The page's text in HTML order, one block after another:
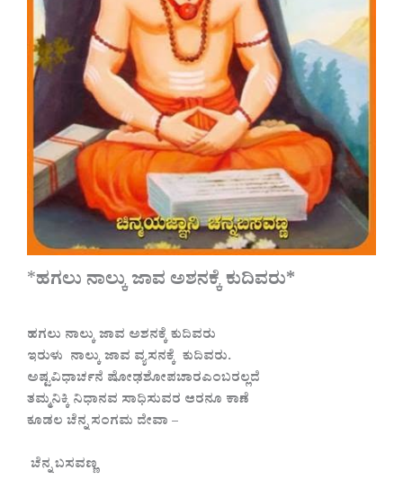
*ಹಗಲು ನಾಲ್ಕು ಜಾವ ಅಶನಕ್ಕೆ ಕುದಿವರು*
ಹಗಲು ನಾಲ್ಕು ಜಾವ ಅಶನಕ್ಕೆ ಕುದಿವರು
ಇರುಳು ನಾಲ್ಕು ಜಾವ ವ್ಯಸನಕ್ಕೆ ಕುದಿವರು.
ಅಷ್ಟವಿಧಾರ್ಚನೆ ಷೋಢಶೋಪಚಾರಎಂಬರಲ್ಲದೆ
ತಮ್ಮನಿಕ್ಕಿ ನಿಧಾನವ ಸಾಧಿಸುವರ ಆರನೂ ಕಾಣೆ
ಕೂಡಲ ಚೆನ್ನ ಸಂಗಮ ದೇವಾ –
ಚೆನ್ನ ಬಸವಣ್ಣ